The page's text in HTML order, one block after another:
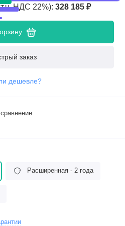
НДС 22%): 328 185 ₽
заказ
дешевле?
Расширенная - 2 года